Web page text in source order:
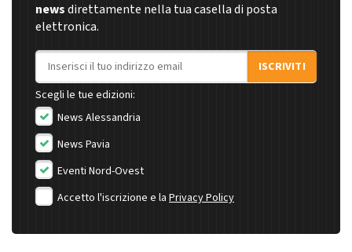
newsdirettamente nella tua casella di posta
elettronica.
Indirizzo email
ISCRIVITI
Scegli le tue edizioni:
News Alessandria
News Pavia
Eventi Nord-Ovest
Accetto l'iscrizione e la Privacy Policy